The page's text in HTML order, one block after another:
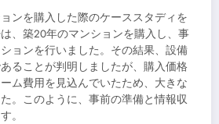
ンを購入した際のケーススタディを
、築20年のマンションを購入し、事
ョンを行いました。その結果、設備
ることが判明しましたが、購入価格
ム費用を見込んでいたため、大きな
。このように、事前の準備と情報収
。